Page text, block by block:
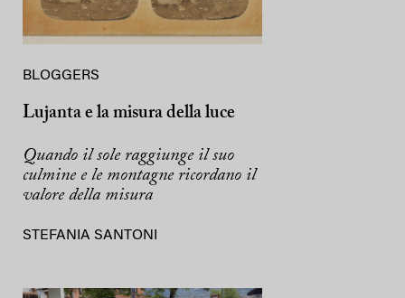
BLOGGERS
Lujanta e la misura della luce
Quando il sole raggiunge il suo
culmine e le montagne ricordano il
valore della misura
STEFANIA SANTONI